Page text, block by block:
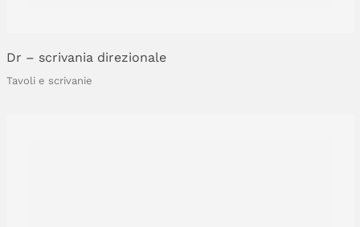
Dr – scrivania direzionale
Tavoli e scrivanie